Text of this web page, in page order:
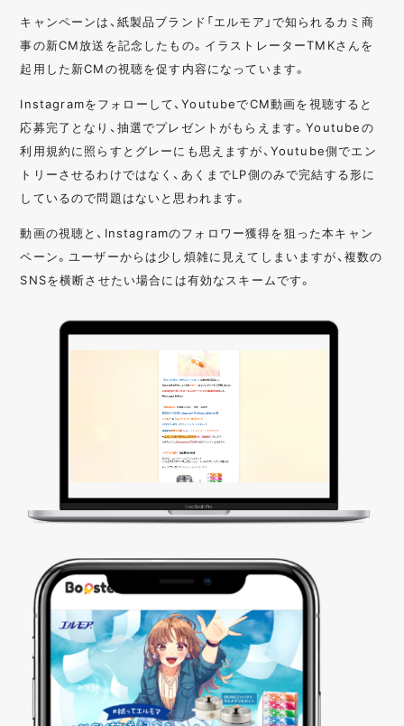
キャンペーンは、紙製品ブランド「エルモア」で知られるカミ商
事の新CM放送を記念したもの。イラストレーターTMKさんを
起用した新CMの視聴を促す内容になっています。
Instagramをフォローして、YoutubeでCM動画を視聴すると
応募完了となり、抽選でプレゼントがもらえます。Youtubeの
利用規約に照らすとグレーにも思えますが、Youtube側でエン
トリーさせるわけではなく、あくまでLP側のみで完結する形に
しているので問題はないと思われます。
動画の視聴と、Instagramのフォロワー獲得を狙った本キャン
ペーン。ユーザーからは少し煩雑に見えてしまいますが、複数の
SNSを横断させたい場合には有効なスキームです。